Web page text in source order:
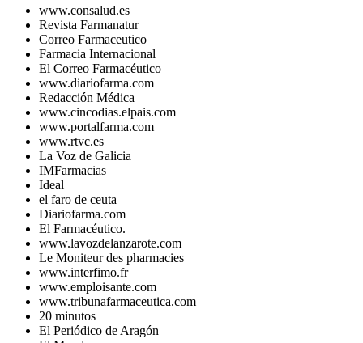
www.consalud.es
Revista Farmanatur
Correo Farmaceutico
Farmacia Internacional
El Correo Farmacéutico
www.diariofarma.com
Redacción Médica
www.cincodias.elpais.com
www.portalfarma.com
www.rtvc.es
La Voz de Galicia
IMFarmacias
Ideal
el faro de ceuta
Diariofarma.com
El Farmacéutico.
www.lavozdelanzarote.com
Le Moniteur des pharmacies
www.interfimo.fr
www.emploisante.com
www.tribunafarmaceutica.com
20 minutos
El Periódico de Aragón